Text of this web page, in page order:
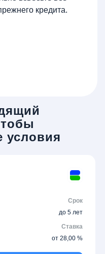
кредита.
условия
Срок
до 5 лет
Ставка
от 28,00 %